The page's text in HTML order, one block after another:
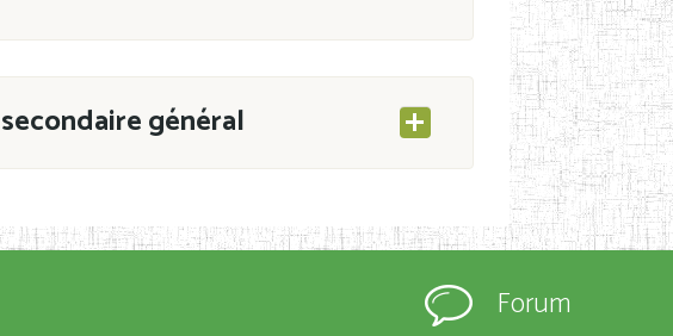
général
CAB du 21 mars 2011 portant ouverture
immatriculés et inscrits au
Forum